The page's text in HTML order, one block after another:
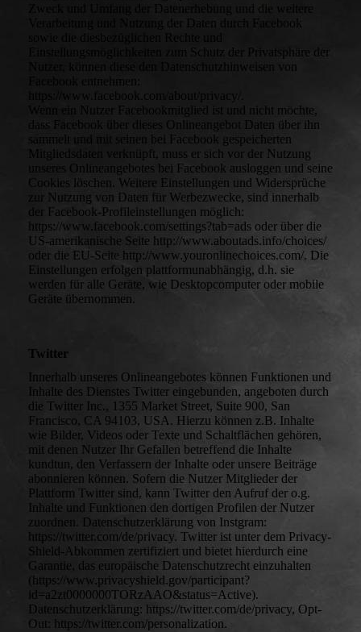
Zweck und Umfang der Datenerhebung und die weitere
Verarbeitung und Nutzung der Daten durch Facebook
Einstellungsmöglichkeiten zum Schutz der Privatsphäre der
Nutzer, können diese den Datenschutzhinweisen von
Facebook entnehmen:
https://www.facebook.com/about/privacy/.
Wenn ein Nutzer Facebookmitglied ist und nicht möchte,
dass Facebook über dieses Onlineangebot Daten über ihn
sammelt und mit seinen bei Facebook gespeicherten
Mitgliedsdaten verknüpft, muss er sich vor der Nutzung
unseres Onlineangebotes bei Facebook ausloggen und seine
Cookies löschen. Weitere Einstellungen und Widersprüche
zur Nutzung von Daten für Werbezwecke, sind innerhalb
der Facebook-Profileinstellungen möglich:
https://www.facebook.com/settings?tab=ads oder über die
US-amerikanische Seite http://www.aboutads.info/choices/
oder die EU-Seite http://www.youronlinechoices.com/. Die
Einstellungen erfolgen plattformunabhängig, d.h. sie
werden für alle Geräte, wie Desktopcomputer oder mobile
Geräte übernommen.
Twitter
Innerhalb unseres Onlineangebotes können Funktionen und
Inhalte des Dienstes Twitter eingebunden, angeboten durch
die Twitter Inc., 1355 Market Street, Suite 900, San
Francisco, CA 94103, USA. Hierzu können z.B. Inhalte
wie Bilder, Videos oder Texte und Schaltflächen gehören,
mit denen Nutzer Ihr Gefallen betreffend die Inhalte
kundtun, den Verfassern der Inhalte oder unsere Beiträge
abonnieren können. Sofern die Nutzer Mitglieder der
Plattform Twitter sind, kann Twitter den Aufruf der o.g.
Inhalte und Funktionen den dortigen Profilen der Nutzer
zuordnen. Datenschutzerklärung von Instgram:
https://twitter.com/de/privacy. Twitter ist unter dem Privacy-
Shield-Abkommen zertifiziert und bietet hierdurch eine
Garantie, das europäische Datenschutzrecht einzuhalten
(https://www.privacyshield.gov/participant?
id=a2zt0000000TORzAAO&status=Active).
Datenschutzerklärung: https://twitter.com/de/privacy, Opt-
Out: https://twitter.com/personalization.